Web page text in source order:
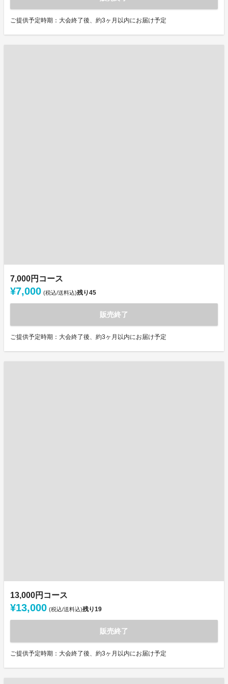
ご提供予定時期：大会終了後、約3ヶ月以内にお届け予定
7,000円コース
¥7,000 (税込/送料込)残り45
販売終了
ご提供予定時期：大会終了後、約3ヶ月以内にお届け予定
13,000円コース
¥13,000 (税込/送料込)残り19
販売終了
ご提供予定時期：大会終了後、約3ヶ月以内にお届け予定